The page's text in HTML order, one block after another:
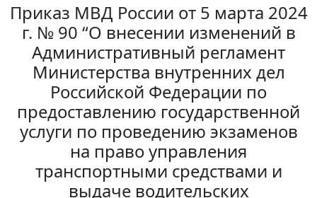
Приказ МВД России от 5 марта 2024
г. № 90 “О внесении изменений в
Административный регламент
Министерства внутренних дел
Российской Федерации по
предоставлению государственной
услуги по проведению экзаменов
на право управления
транспортными средствами и
выдаче водительских